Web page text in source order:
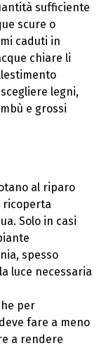
sufficiente
scure o
caduti in
chiare li
legni,
e grossi
al riparo
ricoperta
Solo in casi
spesso
luce necessaria
per
fare a meno
a rendere